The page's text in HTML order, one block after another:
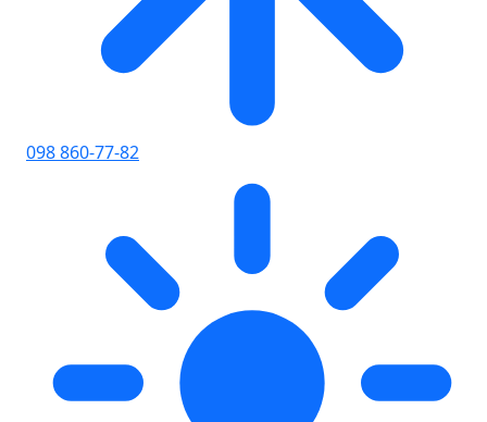
098 860-77-82